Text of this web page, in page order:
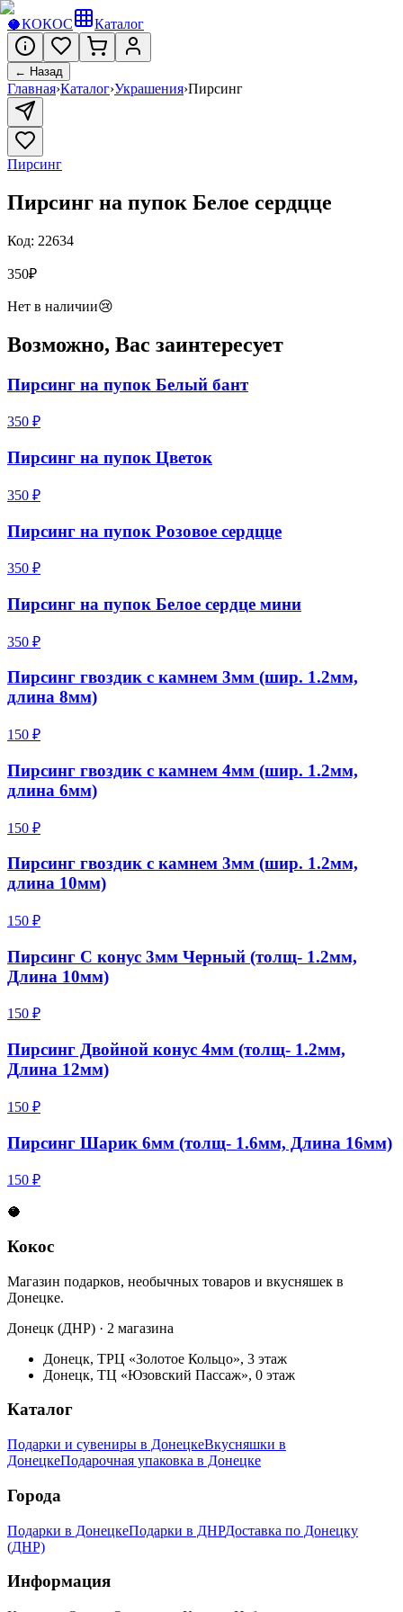
🥥КОКОС Каталог
← Назад
Главная›Каталог›Украшения›Пирсинг
Пирсинг
Пирсинг на пупок Белое сердцце
Код: 22634
350₽
Нет в наличии😢
Возможно, Вас заинтересует
Пирсинг на пупок Белый бант
350 ₽
Пирсинг на пупок Цветок
350 ₽
Пирсинг на пупок Розовое сердцце
350 ₽
Пирсинг на пупок Белое сердце мини
350 ₽
Пирсинг гвоздик с камнем 3мм (шир. 1.2мм,
длина 8мм)
150 ₽
Пирсинг гвоздик с камнем 4мм (шир. 1.2мм,
длина 6мм)
150 ₽
Пирсинг гвоздик с камнем 3мм (шир. 1.2мм,
длина 10мм)
150 ₽
Пирсинг С конус 3мм Черный (толщ- 1.2мм,
Длина 10мм)
150 ₽
Пирсинг Двойной конус 4мм (толщ- 1.2мм,
Длина 12мм)
150 ₽
Пирсинг Шарик 6мм (толщ- 1.6мм, Длина 16мм)
150 ₽
🥥
Кокос
Магазин подарков, необычных товаров и вкусняшек в
Донецке.
Донецк (ДНР) · 2 магазина
Донецк, ТРЦ «Золотое Кольцо», 3 этаж
Донецк, ТЦ «Юзовский Пассаж», 0 этаж
Каталог
Подарки и сувениры в ДонецкеВкусняшки в
ДонецкеПодарочная упаковка в Донецке
Города
Подарки в ДонецкеПодарки в ДНРДоставка по Донецку
(ДНР)
Информация